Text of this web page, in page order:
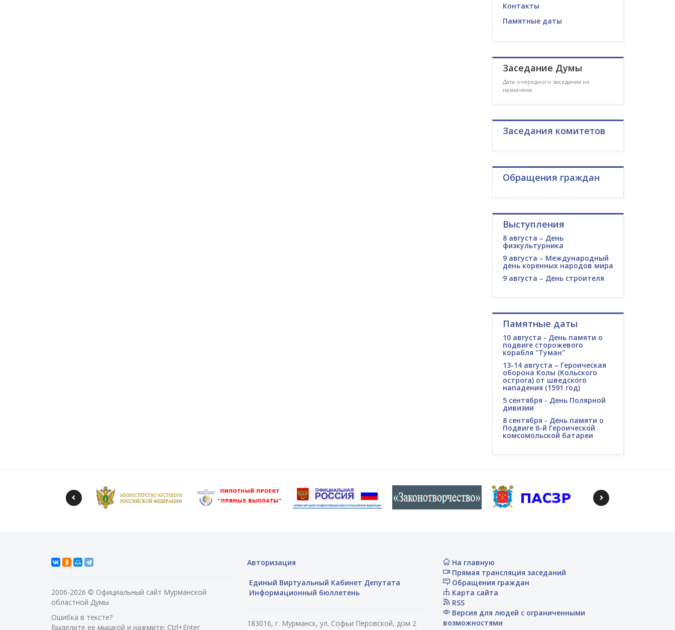
Контакты
Памятные даты
Заседание Думы
Дата очередного заседания не
назначена
Заседания комитетов
Обращения граждан
Выступления
8 августа – День
физкультурника
9 августа – Международный
день коренных народов мира
9 августа – День строителя
Памятные даты
10 августа - День памяти о
подвиге сторожевого
корабля "Туман"
13-14 августа – Героическая
оборона Колы (Кольского
острога) от шведского
нападения (1591 год)
5 сентября - День Полярной
дивизии
8 сентября - День памяти о
Подвиге 6-й Героической
комсомольской батареи
2006-2026 © Официальный сайт Мурманской
областной Думы
Ошибка в тексте?
Выделите ее мышкой и нажмите: Ctrl+Enter
Авторизация
Единый Виртуальный Кабинет Депутата
Информационный бюллетень
183016, г. Мурманск, ул. Софьи Перовской, дом 2
На главную
Прямая трансляция заседаний
Обращения граждан
Карта сайта
RSS
Версия для людей с ограниченными
возможностями